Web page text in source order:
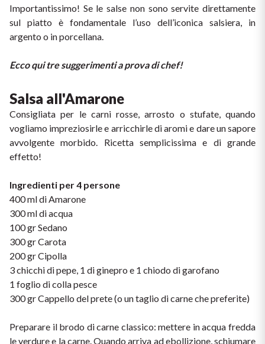
REGIONE
Borgogna
Emilia Romagna
Lazio
Lombardia
Piemonte
Puglia
Soave
Syrah
Valpolicella
Dealcolati
Vedi tutti
Importantissimo! Se le salse non sono servite direttamente
sul piatto è fondamentale l’uso dell’iconica salsiera, in
argento o in porcellana.
Ecco qui tre suggerimenti a prova di chef!
Salsa all'Amarone
Consigliata per le carni rosse, arrosto o stufate, quando
vogliamo impreziosirle e arricchirle di aromi e dare un sapore
avvolgente morbido. Ricetta semplicissima e di grande
effetto!
Ingredienti per 4 persone
400 ml di Amarone
300 ml di acqua
100 gr Sedano
300 gr Carota
200 gr Cipolla
3 chicchi di pepe, 1 di ginepro e 1 chiodo di garofano
1 foglio di colla pesce
300 gr Cappello del prete (o un taglio di carne che preferite)
Preparare il brodo di carne classico: mettere in acqua fredda
le verdure e la carne. Quando arriva ad ebollizione, schiumare